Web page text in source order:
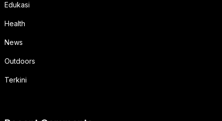
Edukasi
Health
News
Outdoors
Terkini